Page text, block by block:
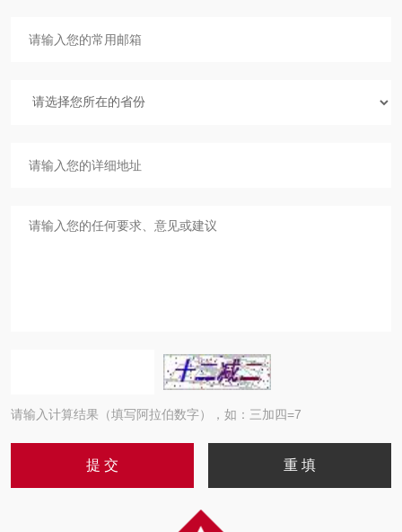
请输入计算结果（填写阿拉伯数字），如：三加四=7